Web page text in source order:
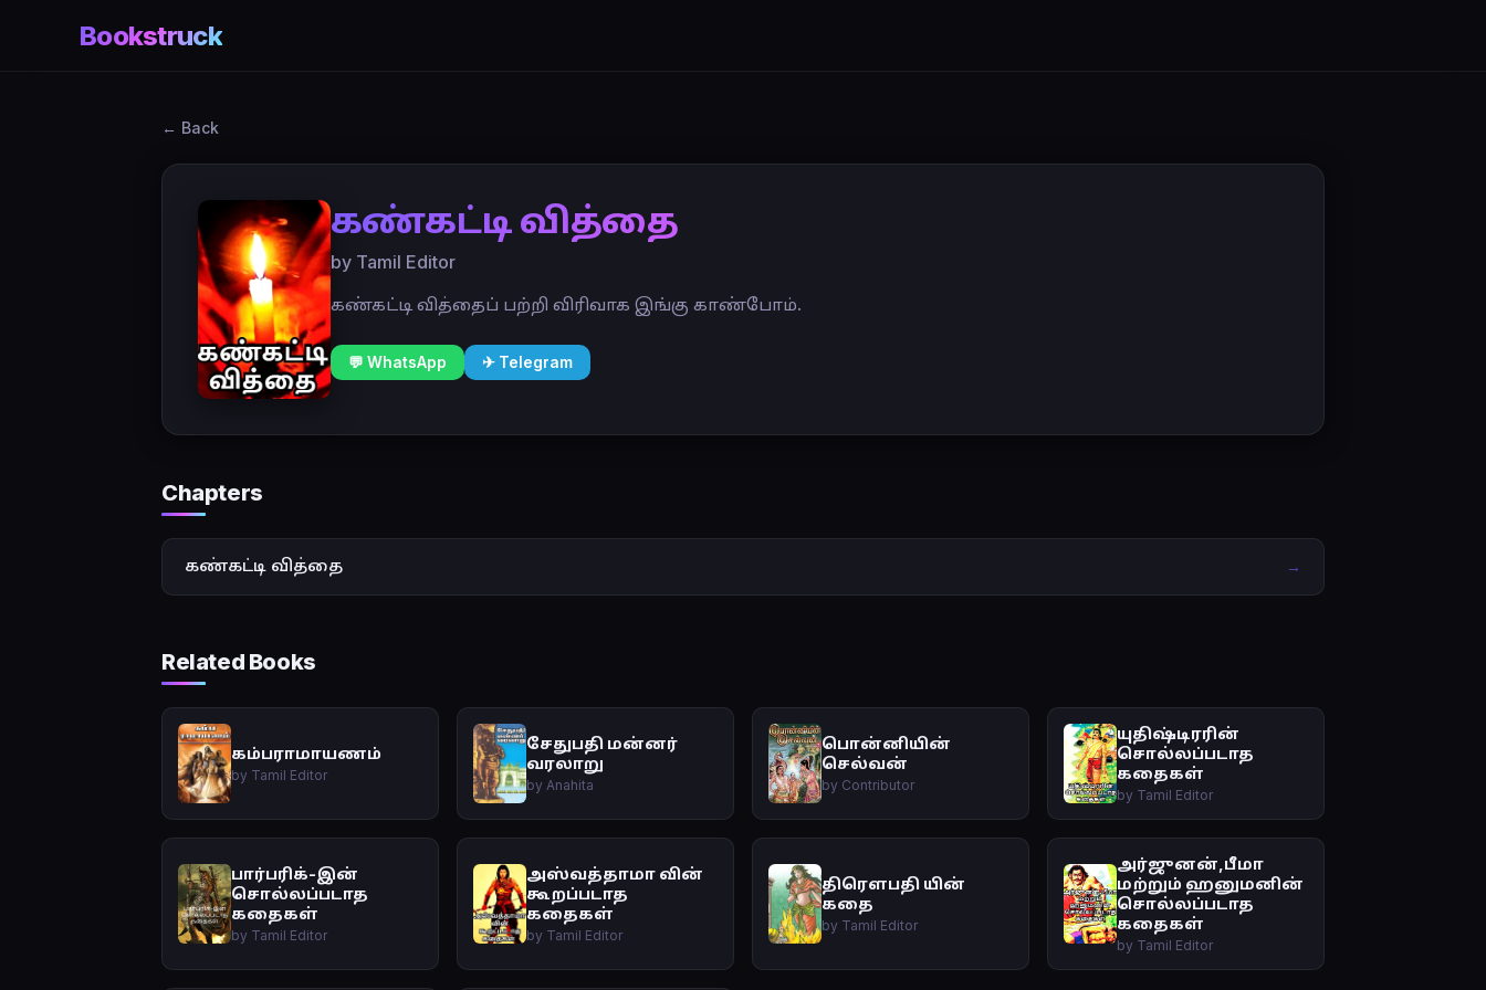
Bookstruck
← Back
கண்கட்டி வித்தை
by Tamil Editor
கண்கட்டி வித்தைப் பற்றி விரிவாக இங்கு காண்போம்.
💬 WhatsApp ✈ Telegram
Chapters
கண்கட்டி வித்தை →
Related Books
கம்பராமாயணம்
by Tamil Editor
சேதுபதி மன்னர்
வரலாறு
by Anahita
பொன்னியின்
செல்வன்
by Contributor
யுதிஷ்டிரரின்
சொல்லப்படாத
கதைகள்
by Tamil Editor
பார்பரிக்-இன்
சொல்லப்படாத
கதைகள்
by Tamil Editor
அஸ்வத்தாமா வின்
கூறப்படாத
கதைகள்
by Tamil Editor
திரௌபதி யின்
கதை
by Tamil Editor
அர்ஜுனன்,பீமா
மற்றும் ஹனுமனின்
சொல்லப்படாத
கதைகள்
by Tamil Editor